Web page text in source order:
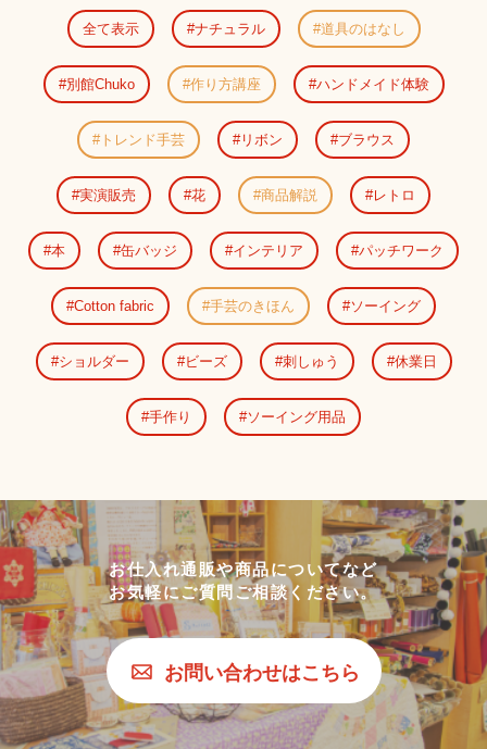
全て表示 ナチュラル 道具のはなし
別館Chuko 作り方講座 ハンドメイド体験
トレンド手芸 リボン ブラウス
実演販売 花 商品解説 レトロ
本 缶バッジ インテリア パッチワーク
Cotton fabric 手芸のきほん ソーイング
ショルダー ビーズ 刺しゅう 休業日
手作り ソーイング用品
お仕入れ通販や商品についてなど
お気軽にご質問ご相談ください。
お問い合わせはこちら